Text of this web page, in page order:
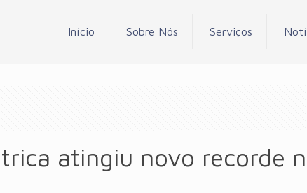
Início Sobre Nós Serviços
atingiu novo recorde